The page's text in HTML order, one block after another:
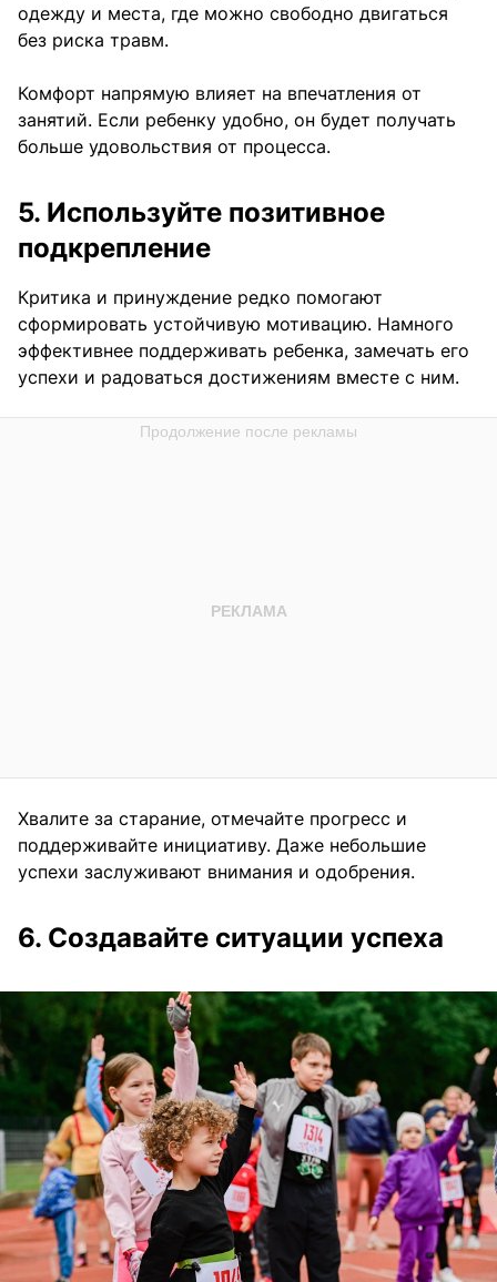
одежду и места, где можно свободно двигаться
без риска травм.
Комфорт напрямую влияет на впечатления от
занятий. Если ребенку удобно, он будет получать
больше удовольствия от процесса.
5. Используйте позитивное
подкрепление
Критика и принуждение редко помогают
сформировать устойчивую мотивацию. Намного
эффективнее поддерживать ребенка, замечать его
успехи и радоваться достижениям вместе с ним.
Хвалите за старание, отмечайте прогресс и
поддерживайте инициативу. Даже небольшие
успехи заслуживают внимания и одобрения.
6. Создавайте ситуации успеха